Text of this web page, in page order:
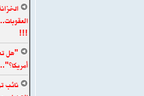
!!!
"هل
نائب